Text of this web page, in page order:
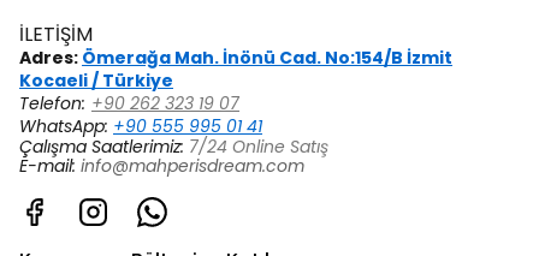
İLETİŞİM
Adres: Ömerağa Mah. İnönü Cad. No:154/B İzmit
Kocaeli / Türkiye
Telefon: +90 262 323 19 07
WhatsApp: +90 555 995 01 41
Çalışma Saatlerimiz: 7/24 Online Satış
E-mail: info@mahperisdream.com